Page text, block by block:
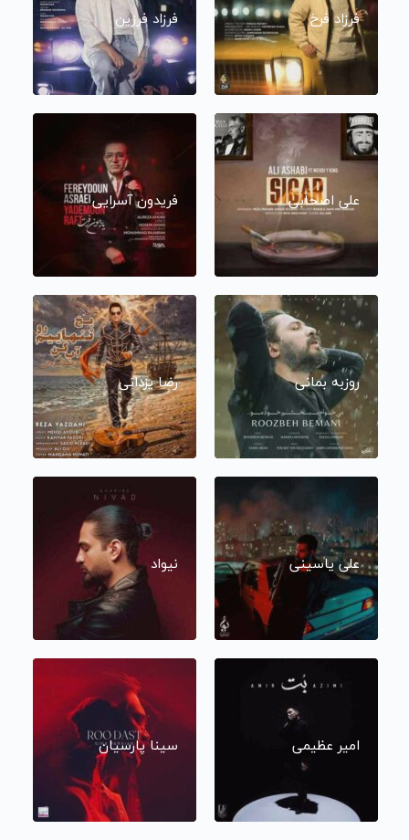
فرزاد فرخ فرزاد فرزین
علی اصحابی فریدون آسرایی
روزبه بمانی رضا یزدانی
علی یاسینی نیواد
امیر عظیمی سینا پارسیان